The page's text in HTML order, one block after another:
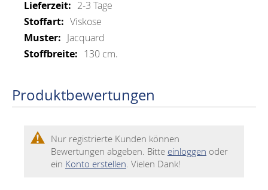
Mehr
Informationen
2-3 Tage
Viskose
Jacquard
130 cm.
Produktbewertungen
Nur registrierte Kunden können
Bewertungen abgeben. Bitte einloggen oder
ein Konto erstellen. Vielen Dank!